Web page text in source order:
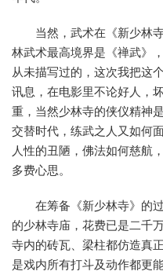
当然，武术在《新少林寺
林武术最高境界是《禅武》
从未描写过的，这次我把这
讯息，在电影里不论好人，
重，当然少林寺的侠仪精神
交替时代，练武之人又如何
人性的丑陋，佛法如何慈航
多费心思。
在筹备《新少林寺》的过
的少林寺庙，花费已是二千
寺内的砖瓦、梁柱都仿造真
是戏内所有打斗及动作都更